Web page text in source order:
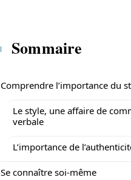
Sommaire
Comprendre l’importance du
Le style, une affaire de
verbale
L’importance de
Se connaître soi-même